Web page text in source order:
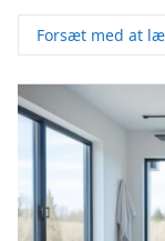
Forsæt med at